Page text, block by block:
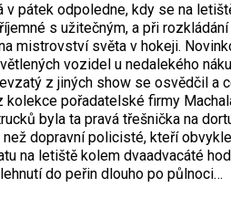
v pátek odpoledne, kdy se na
s užitečným, a při
mistrovství světa v hokeji.
vozidel u nedalekého
z jiných show se osvědčil a
kolekce pořadatelské firmy
byla ta pravá třešnička na
dopravní policisté, kteří
na letiště kolem dvaadvacáté
do peřin dlouho po půlnoci…